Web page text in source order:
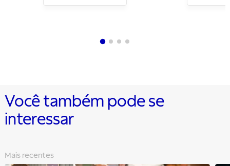
Você também pode se
interessar
Mais recentes